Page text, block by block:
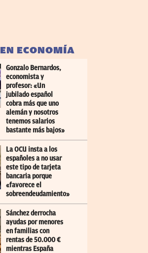
ECONOMÍA
Gonzalo Bernardos,
economista y
profesor: «Un
jubilado español
cobra más que uno
alemán y nosotros
tenemos salarios
bastante más bajos»
La OCU insta a los
españoles a no usar
este tipo de tarjeta
bancaria porque
«favorece el
sobreendeudamiento»
Sánchez derrocha
ayudas por menores
en familias con
rentas de 50.000 €
mientras España